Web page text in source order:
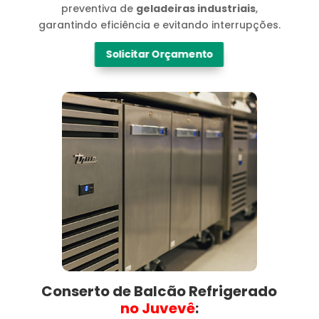
preventiva de geladeiras industriais,
garantindo eficiência e evitando interrupções.
Solicitar Orçamento
Conserto de Balcão Refrigerado
no Juvevê​: